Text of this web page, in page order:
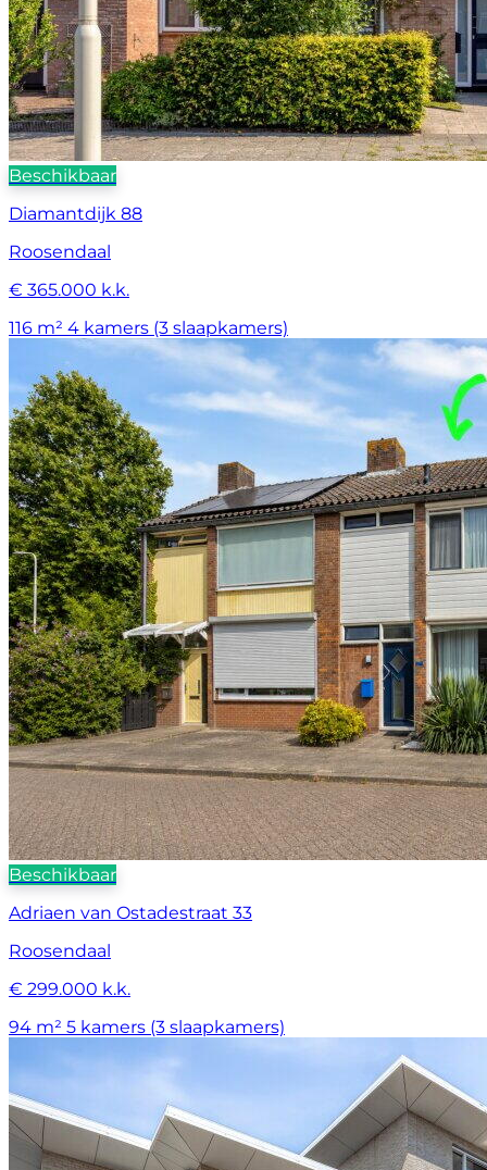
Beschikbaar
Diamantdijk 88
Roosendaal
€ 365.000 k.k.
116 m² 4 kamers (3 slaapkamers)
Beschikbaar
Adriaen van Ostadestraat 33
Roosendaal
€ 299.000 k.k.
94 m² 5 kamers (3 slaapkamers)